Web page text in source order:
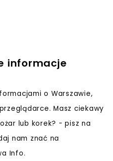
informacje
o Warszawie,
Masz ciekawy
lub korek? - pisz na
nam znać na
Info.